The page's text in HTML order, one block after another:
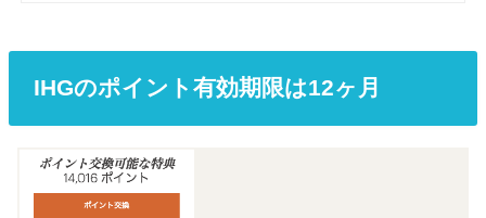
IHGのポイント有効期限は12ヶ月